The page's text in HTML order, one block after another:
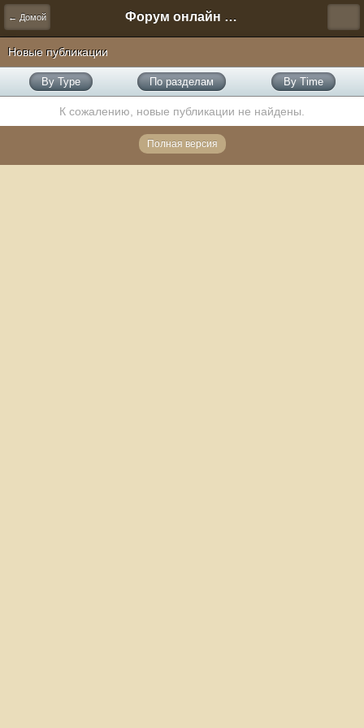
← Домой Форум онлайн игры "Новая Эра" (Нюра Биз)
Новые публикации
By Type По разделам By Time
К сожалению, новые публикации не найдены.
Полная версия